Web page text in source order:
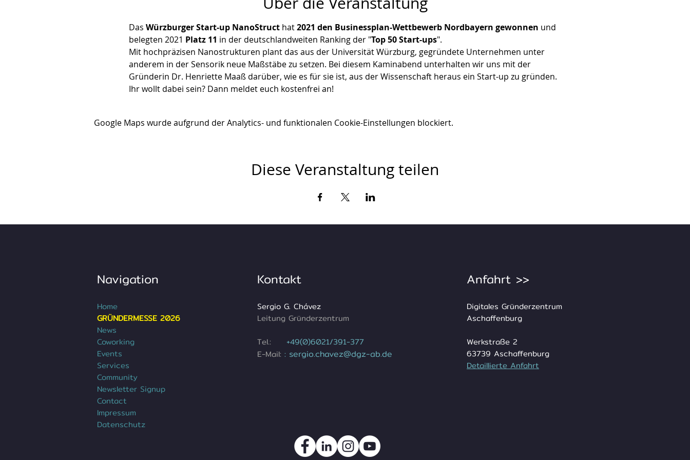
Das Würzburger Start-up NanoStruct hat 2021 den Businessplan-Wettbewerb Nordbayern gewonnen und
belegten 2021 Platz 11 in der deutschlandweiten Ranking der "Top 50 Start-ups".
Mit hochpräzisen Nanostrukturen plant das aus der Universität Würzburg, gegründete Unternehmen unter
anderem in der Sensorik neue Maßstäbe zu setzen. Bei diesem Kaminabend unterhalten wir uns mit der
Gründerin Dr. Henriette Maaß darüber, wie es für sie ist, aus der Wissenschaft heraus ein Start-up zu gründen.
Ihr wollt dabei sein? Dann meldet euch kostenfrei an!
Google Maps wurde aufgrund der Analytics- und funktionalen Cookie-Einstellungen blockiert.
Diese Veranstaltung teilen
Navigation
Home
GRÜNDERMESSE 2026
News
Coworking
Events
Services
Community
Newsletter Signup
Contact
Impressum
Datenschutz
Kontakt
Sergio G. Chávez
Leitung Gründerzentrum
Tel.:
+49(0)6021/391-377
E-Mail: : sergio.chavez@dgz-ab.de
Anfahrt >>
Digitales Gründerzentrum
Aschaffenburg
Werkstraße 2
63739 Aschaffenburg
Detaillierte Anfahrt